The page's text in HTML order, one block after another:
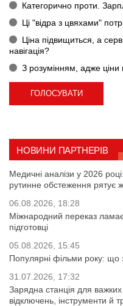
Категорично проти.
Ці "відра з цвяхами"
Ціна підвищиться, а
навігація?
З розумінням, адже ціни
НОВИНИ ПАРТНЕРІВ
Медичні аналізи у 2026
рутинне обстеження рятує
06.08.2026, 18:28
Міжнародний переказ
підготовці
05.08.2026, 15:45
Популярні фільми року: що
31.07.2026, 17:32
Зарядна станція для
відключень, інструменти й